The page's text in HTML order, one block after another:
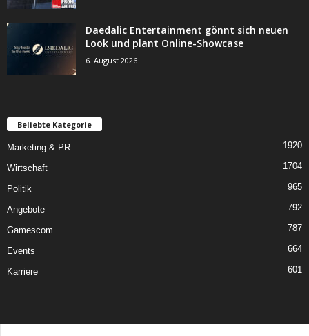
Daedalic Entertainment gönnt sich neuen
Look und plant Online-Showcase
6. August 2026
Beliebte Kategorie
Marketing & PR 1920
Wirtschaft 1704
Politik 965
Angebote 792
Gamescom 787
Events 664
Karriere 601